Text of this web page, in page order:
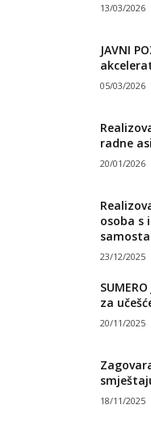
13/03/2026
JAVNI
05/03/2026
radne
20/01/2026
osoba s
23/12/2025
za
20/11/2025
18/11/2025